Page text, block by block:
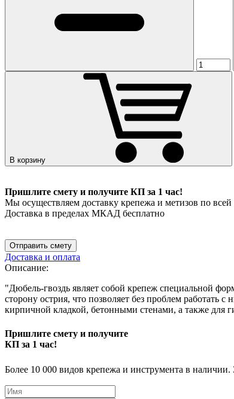
В корзину
Пришлите смету и получите КП за 1 час!
Мы осуществляем доставку крепежа и метизов по всей
Доставка в пределах МКАД бесплатно
Отправить смету
Доставка и оплата
Описание:
"Дюбель-гвоздь являет собой крепеж специальной
сторону острия, что позволяет без проблем
кирпичной кладкой, бетонными стенами, а также для
Пришлите смету и получите
КП за 1 час!
Более 10 000 видов крепежа и инструмента в